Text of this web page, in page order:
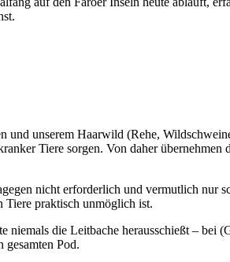
unserem Haarwild (Rehe,
Tiere sorgen. Von daher
nicht erforderlich und vermutlich nur
Tiere praktisch unmöglich ist.
niemals die Leitbache herausschießt –
gesamten Pod.